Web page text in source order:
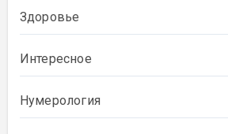
Здоровье
Интересное
Нумерология